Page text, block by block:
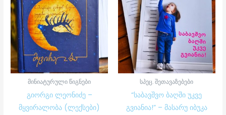
მინიატურული წიგნები
გიორგი ლეონიძე –
მყვირალობა (ლექსები)
სპეც. შეთავაზებები
“საბავშვო ბაღში უკვე
გვიანია!” – მასარუ იბუკა